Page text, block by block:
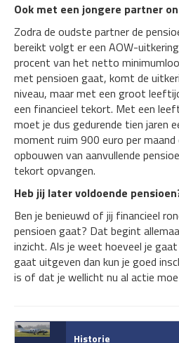
Ook met een jongere partner
Zodra de oudste partner de
bereikt volgt er een AOW-
procent van het netto
met pensioen gaat, komt de
niveau, maar met een groot
een financieel tekort. Met een
moet je dus gedurende tien jaren
moment ruim 900 euro per
opbouwen van aanvullende
tekort opvangen.
Heb jij later voldoende
Ben je benieuwd of jij financieel
pensioen gaat? Dat begint
inzicht. Als je weet hoeveel je
gaat uitgeven dan kun je goed
is of dat je wellicht nu al actie
Historie